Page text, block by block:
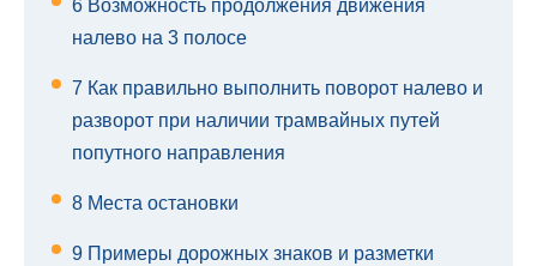
6 Возможность продолжения движения
налево на 3 полосе
7 Как правильно выполнить поворот налево и
разворот при наличии трамвайных путей
попутного направления
8 Места остановки
9 Примеры дорожных знаков и разметки